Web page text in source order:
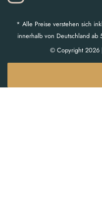
* Alle Preise verstehen sich
innerhalb von Deutschland
© Copyright 2026